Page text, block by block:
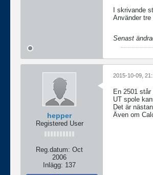
I skrivande
Använder tre
Senast
hepper
Registered User
Reg.datum: Oct
2006
Inlägg: 137
2015-10-09,
En 2501
UT spole
Det är
Även om